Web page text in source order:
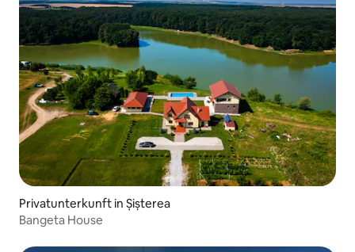
Privatunterkunft in Șișterea
Bangeta House